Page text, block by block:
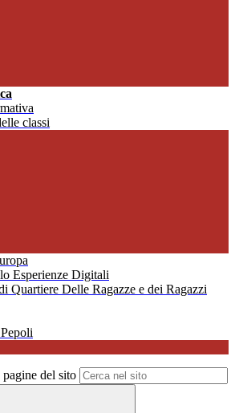
classi
Esperienze Digitali
Quartiere Delle Ragazze e dei Ragazzi
del sito